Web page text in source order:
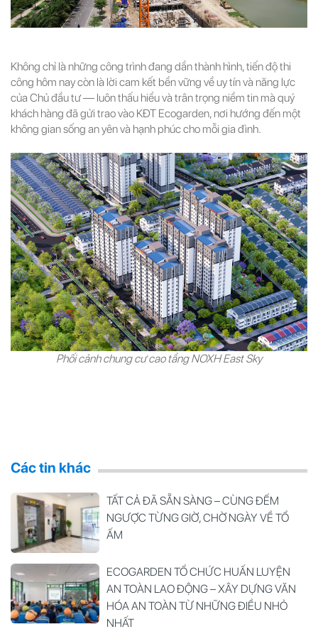
Không chỉ là những công trình đang dần thành hình, tiến độ thi
công hôm nay còn là lời cam kết bền vững về uy tín và năng lực
của Chủ đầu tư — luôn thấu hiểu và trân trọng niềm tin mà quý
khách hàng đã gửi trao vào KĐT Ecogarden, nơi hướng đến một
không gian sống an yên và hạnh phúc cho mỗi gia đình.
Phối cảnh chung cư cao tầng NOXH East Sky
Các tin khác
TẤT CẢ ĐÃ SẴN SÀNG – CÙNG ĐẾM
NGƯỢC TỪNG GIỜ, CHỜ NGÀY VỀ TỔ
ẤM
ECOGARDEN TỔ CHỨC HUẤN LUYỆN
AN TOÀN LAO ĐỘNG – XÂY DỰNG VĂN
HÓA AN TOÀN TỪ NHỮNG ĐIỀU NHỎ
NHẤT